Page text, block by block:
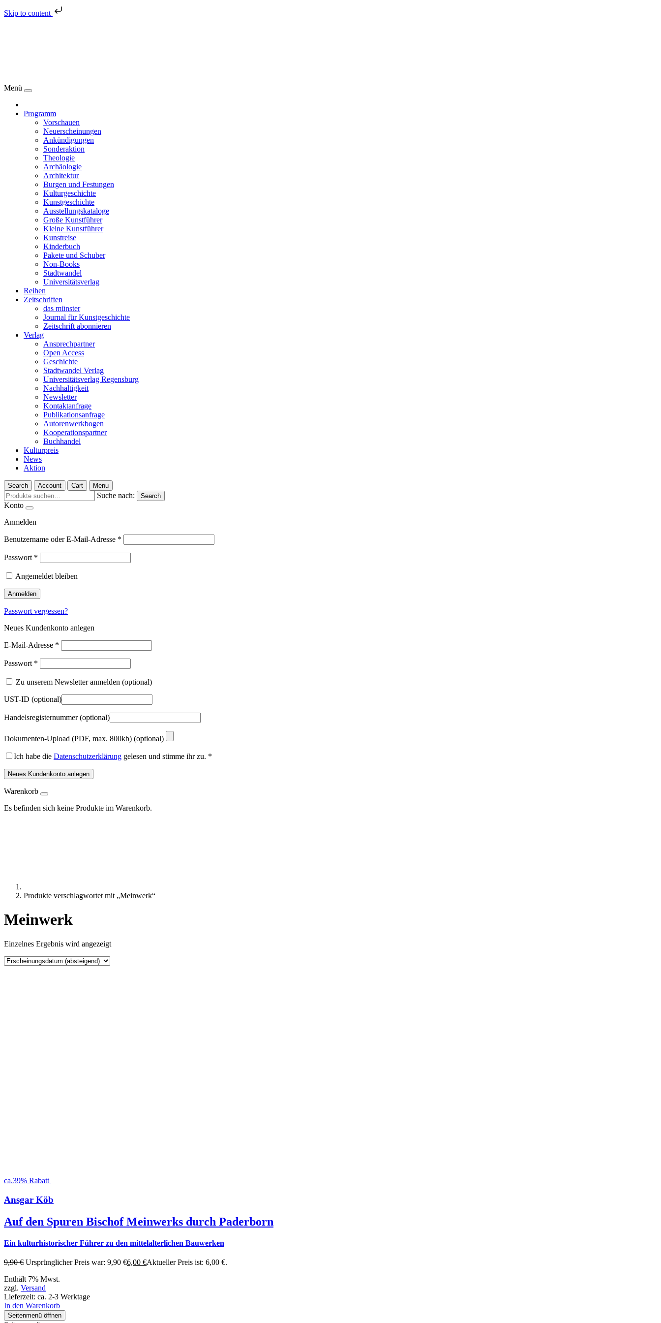
Skip to content
Menü
Programm
Vorschauen
Neuerscheinungen
Ankündigungen
Sonderaktion
Theologie
Archäologie
Architektur
Burgen und Festungen
Kulturgeschichte
Kunstgeschichte
Ausstellungskataloge
Große Kunstführer
Kleine Kunstführer
Kunstreise
Kinderbuch
Pakete und Schuber
Non-Books
Stadtwandel
Universitätsverlag
Reihen
Zeitschriften
das münster
Journal für Kunstgeschichte
Zeitschrift abonnieren
Verlag
Ansprechpartner
Open Access
Geschichte
Stadtwandel Verlag
Universitätsverlag Regensburg
Nachhaltigkeit
Newsletter
Kontaktanfrage
Publikationsanfrage
Autorenwerkbogen
Kooperationspartner
Buchhandel
Kulturpreis
News
Aktion
Search Account Cart Menu
Suche nach: Search
Konto
Anmelden
Benutzername oder E-Mail-Adresse *
Passwort *
Angemeldet bleiben
Anmelden
Passwort vergessen?
Neues Kundenkonto anlegen
E-Mail-Adresse *
Passwort *
Zu unserem Newsletter anmelden (optional)
UST-ID (optional)
Handelsregisternummer(optional)
Dokumenten-Upload (PDF, max. 800kb) (optional)
Ich habe die Datenschutzerklärung gelesen und stimme ihr zu. *
Neues Kundenkonto anlegen
Warenkorb
Es befinden sich keine Produkte im Warenkorb.
Produkte verschlagwortet mit „Meinwerk“
Meinwerk
Einzelnes Ergebnis wird angezeigt
ca.39% Rabatt
Ansgar Köb
Auf den Spuren Bischof Meinwerks durch Paderborn
Ein kulturhistorischer Führer zu den mittelalterlichen Bauwerken
9,90€ Ursprünglicher Preis war: 9,90 €6,00 €Aktueller Preis ist: 6,00 €.
Enthält 7% Mwst.
zzgl. Versand
Lieferzeit: ca. 2-3 Werktage
In den Warenkorb
Seitenmenü öffnen